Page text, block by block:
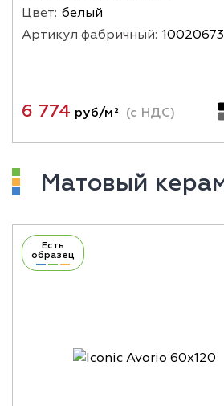
Цвет: белый
Артикул фабричный: 10020673
6 774 руб/м² (с НДС)
Матовый
Есть
образец